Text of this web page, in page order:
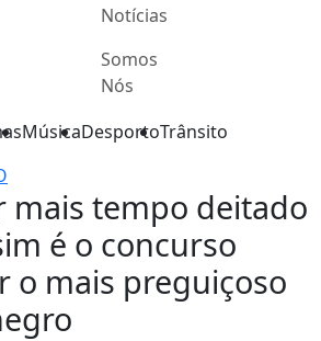
Notícias
Somos
Nós
MúsicaDesportoTrânsito
mais tempo deitado
é o concurso
o mais preguiçoso